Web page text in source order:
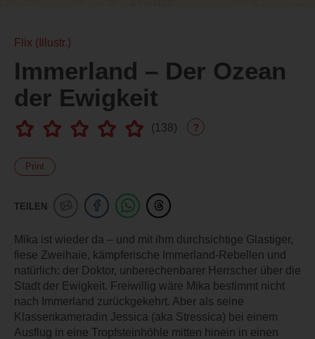
Flix (Illustr.)
Immerland – Der Ozean
der Ewigkeit
(138) ?
Print
TEILEN
Mika ist wieder da – und mit ihm durchsichtige Glastiger,
fiese Zweihaie, kämpferische Immerland-Rebellen und
natürlich: der Doktor, unberechenbarer Herrscher über die
Stadt der Ewigkeit. Freiwillig wäre Mika bestimmt nicht
nach Immerland zurückgekehrt. Aber als seine
Klassenkameradin Jessica (aka Stressica) bei einem
Ausflug in eine Tropfsteinhöhle mitten hinein in einen